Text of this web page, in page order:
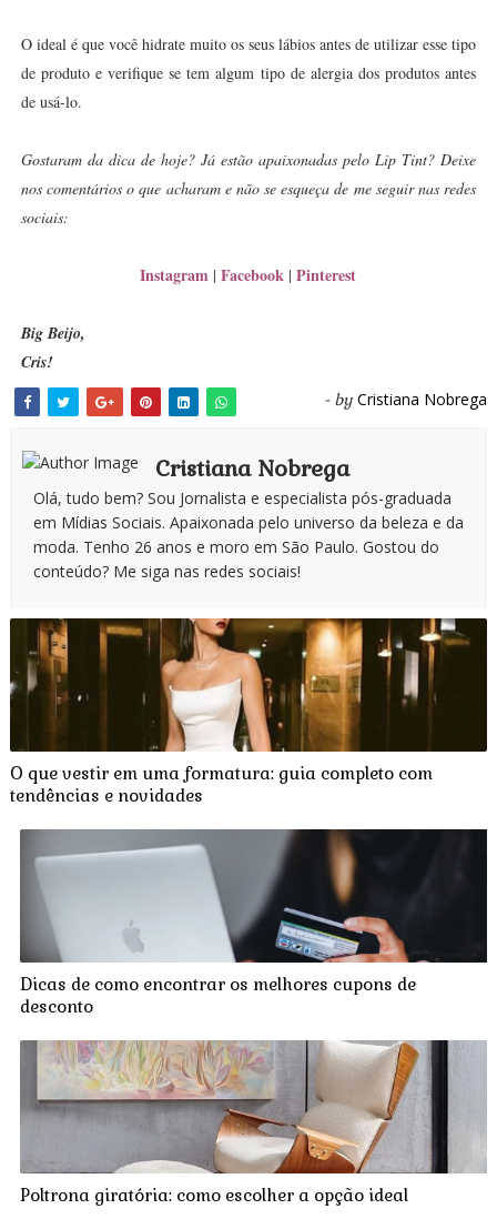
O ideal é que você hidrate muito os seus lábios antes de utilizar esse tipo
de produto e verifique se tem algum tipo de alergia dos produtos antes
de usá-lo.
Gostaram da dica de hoje? Já estão apaixonadas pelo Lip Tint? Deixe
nos comentários o que acharam e não se esqueça de me seguir nas redes
sociais:
Instagram | Facebook |Pinterest
Big Beijo,
Cris!
- by Cristiana Nobrega
Cristiana Nobrega
Olá, tudo bem? Sou Jornalista e especialista pós-graduada
em Mídias Sociais. Apaixonada pelo universo da beleza e da
moda. Tenho 26 anos e moro em São Paulo. Gostou do
conteúdo? Me siga nas redes sociais!
O que vestir em uma formatura: guia completo com
tendências e novidades
Dicas de como encontrar os melhores cupons de
desconto
Poltrona giratória: como escolher a opção ideal